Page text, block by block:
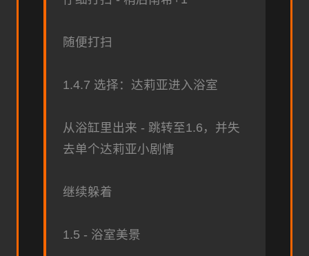
随便打扫
1.4.7 选择：达莉亚进入浴室
从浴缸里出来 - 跳转至1.6，并失
去单个达莉亚小剧情
继续躲着
1.5 - 浴室美景